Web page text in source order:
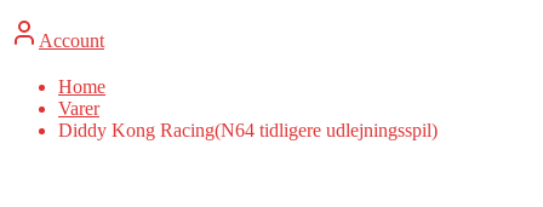
Account
Home
Varer
Diddy Kong Racing(N64 tidligere udlejningsspil)